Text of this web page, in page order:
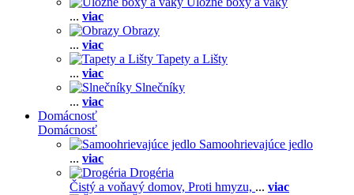
... viac
Obrazy
... viac
Tapety a Lišty
... viac
Slnečníky
... viac
Domácnosť
Domácnosť
Samoohrievajúce jedlo
... viac
Drogéria
Čistý a voňavý domov, Proti hmyzu, ... viac